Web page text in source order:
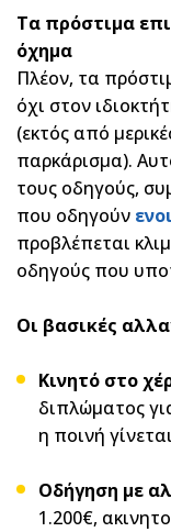
Τα πρόστιμα
όχημα
Πλέον, τα
όχι στον
(εκτός από
παρκάρισμα).
τους οδηγούς,
που οδηγούν
προβλέπεται
οδηγούς που
Οι βασικές
Κινητό στο
διπλώματος
η ποινή
Οδήγηση με
1.200€,